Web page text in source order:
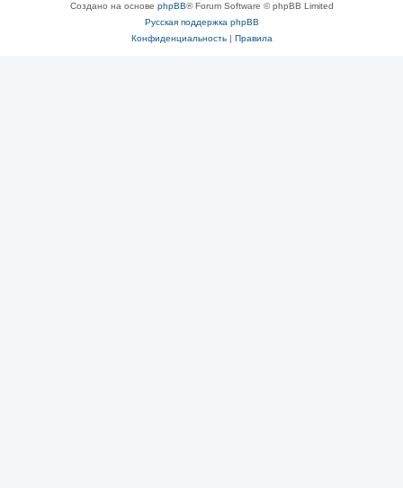
Создано на основе phpBB® Forum Software © phpBB Limited
Русская поддержка phpBB
Конфиденциальность| Правила